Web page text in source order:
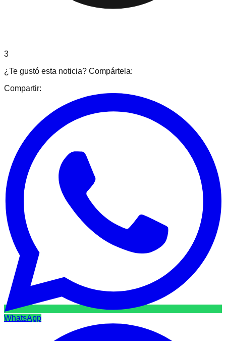
3
¿Te gustó esta noticia? Compártela:
Compartir:
WhatsApp